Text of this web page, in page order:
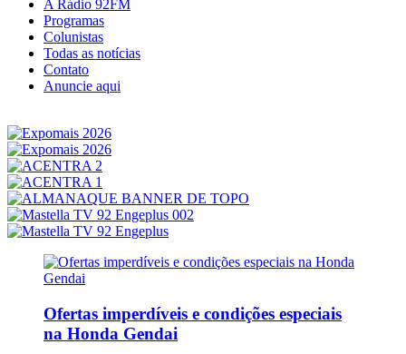
A Rádio 92FM
Programas
Colunistas
Todas as notícias
Contato
Anuncie aqui
Ofertas imperdíveis e condições especiais
na Honda Gendai